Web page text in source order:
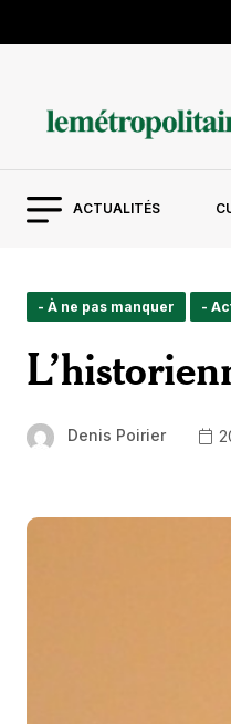
ACTUALITÉS
- À ne pas manquer -
Denis Poirier